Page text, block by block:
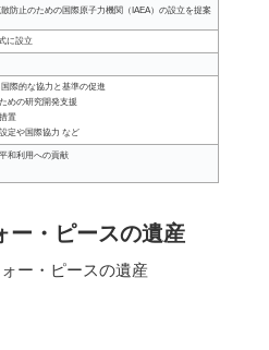
防止のための国際原子力機関（IAEA）の設立を提案
に設立
際的な協力と基準の促進
めの研究開発支援
置
定や国際協力 など
和利用への貢献
ー・ピースの遺産